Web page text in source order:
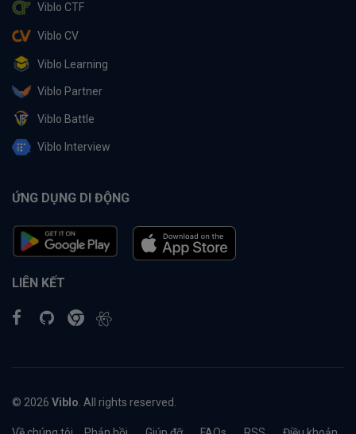
Viblo CTF
Viblo CV
Viblo Learning
Viblo Partner
Viblo Battle
Viblo Interview
ỨNG DỤNG DI ĐỘNG
LIÊN KẾT
© 2026 Viblo . All rights reserved.